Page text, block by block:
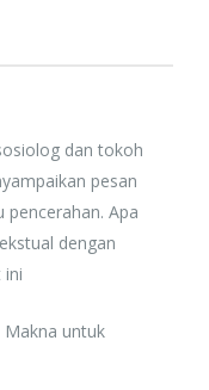
dan tokoh
pesan
pencerahan. Apa
dengan
ini
untuk